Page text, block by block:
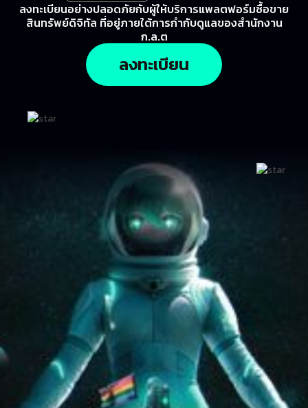
ลงทะเบียนอย่างปลอดภัยกับผู้ให้บริการแพลตฟอร์มซื้อขาย
สินทรัพย์ดิจิทัล ที่อยู่ภายใต้การกำกับดูแลของสำนักงาน
ก.ล.ต
ลงทะเบียน